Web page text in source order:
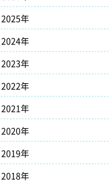
2025年
2024年
2023年
2022年
2021年
2020年
2019年
2018年